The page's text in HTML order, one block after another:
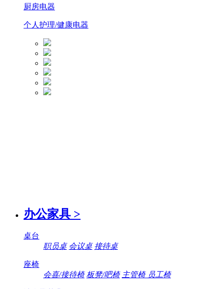
厨房电器
个人护理/健康电器
办公家具 >
桌台
职员桌 会议桌 接待桌
座椅
会喜/接待椅 板凳/吧椅 主管椅 员工椅